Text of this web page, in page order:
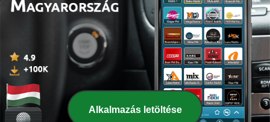
Parlons-nous C dans l'air
Alkalmazás letöltése